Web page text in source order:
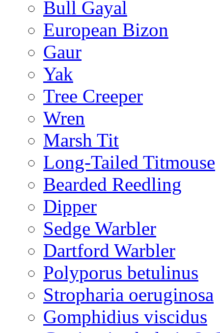
Bull Gayal
European Bizon
Gaur
Yak
Tree Creeper
Wren
Marsh Tit
Long-Tailed Titmouse
Bearded Reedling
Dipper
Sedge Warbler
Dartford Warbler
Polyporus betulinus
Stropharia oeruginosa
Gomphidius viscidus